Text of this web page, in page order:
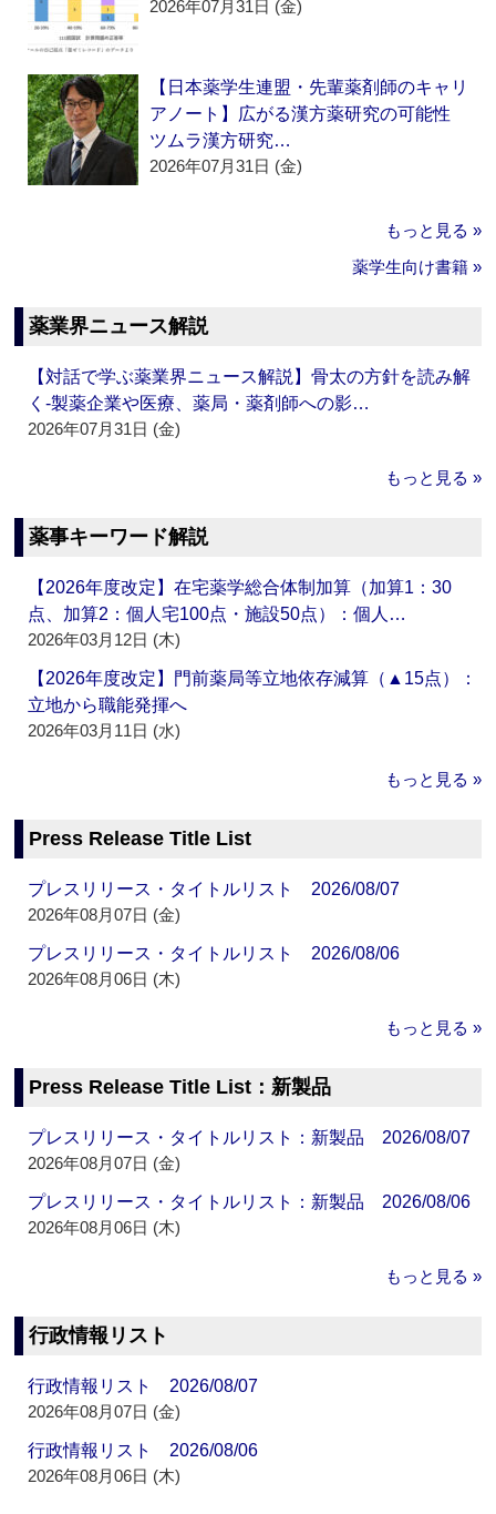
2026年07月31日 (金)
【日本薬学生連盟・先輩薬剤師のキャリ
アノート】広がる漢方薬研究の可能性
ツムラ漢方研究…
2026年07月31日 (金)
もっと見る »
薬学生向け書籍 »
薬業界ニュース解説
【対話で学ぶ薬業界ニュース解説】骨太の方針を読み解
く‐製薬企業や医療、薬局・薬剤師への影…
2026年07月31日 (金)
もっと見る »
薬事キーワード解説
【2026年度改定】在宅薬学総合体制加算（加算1：30
点、加算2：個人宅100点・施設50点）：個人…
2026年03月12日 (木)
【2026年度改定】門前薬局等立地依存減算（▲15点）：
立地から職能発揮へ
2026年03月11日 (水)
もっと見る »
Press Release Title List
プレスリリース・タイトルリスト 2026/08/07
2026年08月07日 (金)
プレスリリース・タイトルリスト 2026/08/06
2026年08月06日 (木)
もっと見る »
Press Release Title List：新製品
プレスリリース・タイトルリスト：新製品 2026/08/07
2026年08月07日 (金)
プレスリリース・タイトルリスト：新製品 2026/08/06
2026年08月06日 (木)
もっと見る »
行政情報リスト
行政情報リスト 2026/08/07
2026年08月07日 (金)
行政情報リスト 2026/08/06
2026年08月06日 (木)